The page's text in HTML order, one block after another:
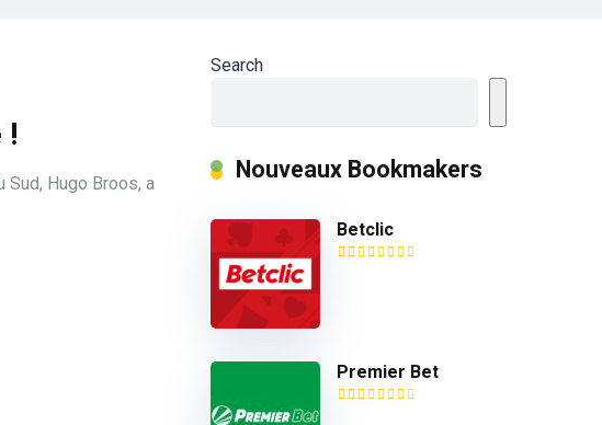
!
Sud, Hugo Broos, a
Search
Nouveaux Bookmakers
Betclic
Premier Bet